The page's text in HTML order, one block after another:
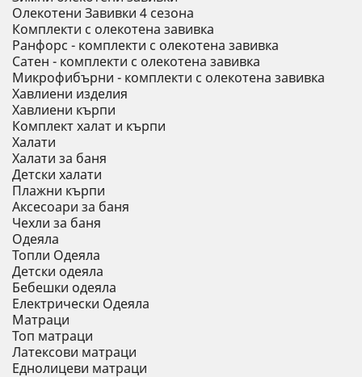
Олекотени Завивки 4 сезона
Комплекти с олекотена завивка
Ранфорс - комплекти с олекотена завивка
Сатен - комплекти с олекотена завивка
Микрофибърни - комплекти с олекотена завивка
Хавлиени изделия
Хавлиени кърпи
Комплект халат и кърпи
Халати
Халати за баня
Детски халати
Плажни кърпи
Аксесоари за баня
Чехли за баня
Одеяла
Топли Одеяла
Детски одеяла
Бебешки одеяла
Електрически Одеяла
Матраци
Топ матраци
Латексови матраци
Еднолицеви матраци